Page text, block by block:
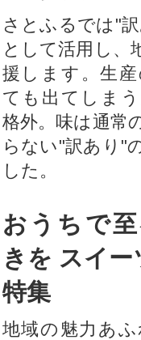
さとふるでは"
として活用し、
援します。⽣
ても出てしま
格外。味は通常
らない"訳あり"
した。
おうちで
きを スイ
特集
地域の魅力あ